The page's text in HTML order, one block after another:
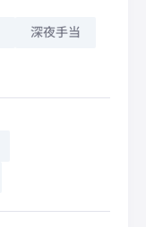
深夜手当